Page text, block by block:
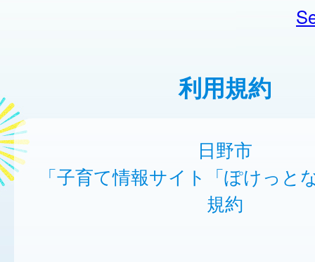
利用規約
日野市
「子育て情報サイト「ぽけっと
規約